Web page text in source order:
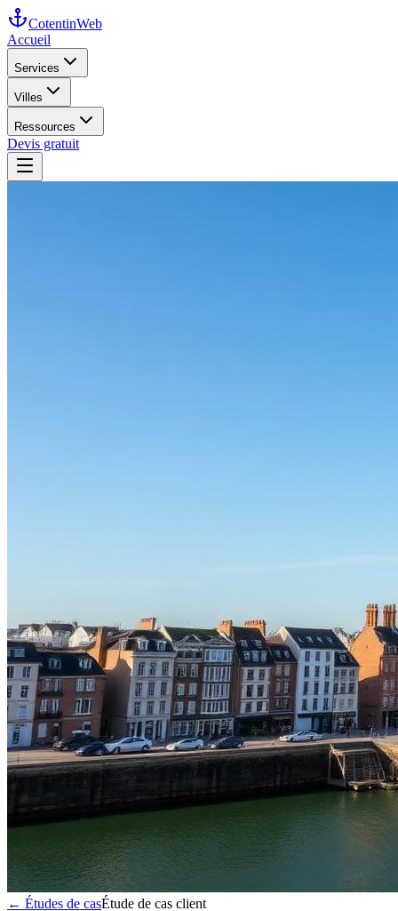
CotentinWeb
Accueil
Services
Villes
Ressources
Devis gratuit
← Études de casÉtude de cas client